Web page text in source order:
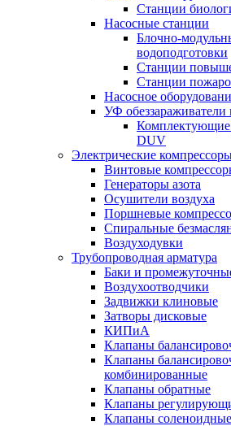
Станции
Насосные станции
Блочно-
водоподготовки
Станции
Станции
Насосное
УФ обеззараживатели
Комплектующие
DUV
Электрические
Винтовые
Генераторы азота
Осушители воздуха
Поршневые
Спиральные
Воздуходувки
Трубопроводная арматура
Баки и
Воздухоотводчики
Задвижки клиновые
Затворы дисковые
КИПиА
Клапаны
Клапаны
комбинированные
Клапаны обратные
Клапаны
Клапаны соленоидные